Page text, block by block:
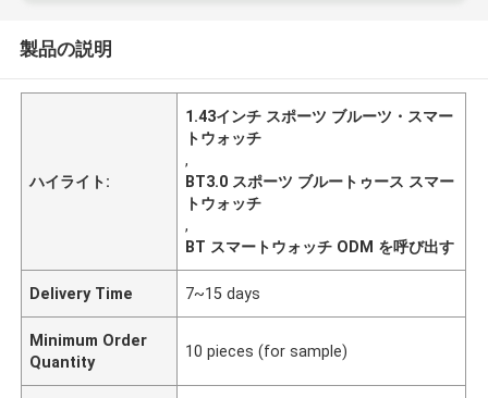
製品の説明
ハイライト:
1.43インチ スポーツ ブルーツ・スマー
トウォッチ
,
BT3.0 スポーツ ブルートゥース スマー
トウォッチ
,
BT スマートウォッチ ODM を呼び出す
Delivery Time 7~15 days
Minimum Order
Quantity
10 pieces (for sample)